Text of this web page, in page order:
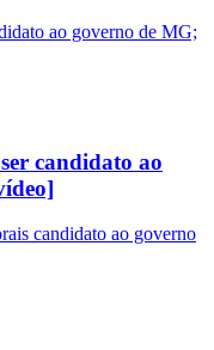
candidato ao